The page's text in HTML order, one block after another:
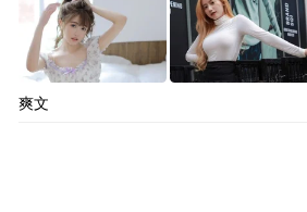
爽文